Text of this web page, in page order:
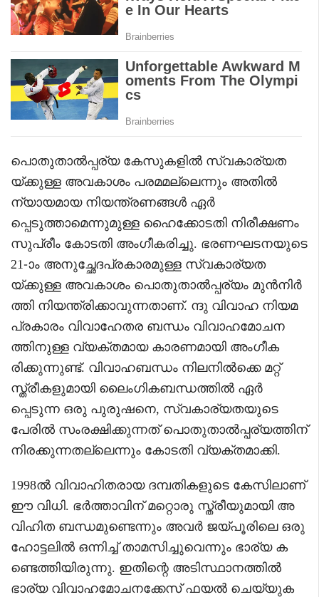
പൊതുതാൽപ്പര്യ കേസുകളിൽ സ്വകാര്യത
യ്ക്കുള്ള അവകാശം പരമമല്ലെന്നും അതിൽ
ന്യായമായ നിയന്ത്രണങ്ങൾ ഏർ
പ്പെടുത്താമെന്നുമുള്ള ഹൈക്കോടതി നിരീക്ഷണം
സുപ്രീം കോടതി അംഗീകരിച്ചു. ഭരണഘടനയുടെ
21-ാം അനുച്ഛേദപ്രകാരമുള്ള സ്വകാര്യത
യ്ക്കുള്ള അവകാശം പൊതുതാൽപ്പര്യം മുൻനിർ
ത്തി നിയന്ത്രിക്കാവുന്നതാണ്. ന്ദു വിവാഹ നിയമ
പ്രകാരം വിവാഹേതര ബന്ധം വിവാഹമോചന
ത്തിനുള്ള വ്യക്തമായ കാരണമായി അംഗീക
രിക്കുന്നുണ്ട്. വിവാഹബന്ധം നിലനിൽക്കെ മറ്റ്
സ്ത്രീകളുമായി ലൈംഗികബന്ധത്തിൽ ഏർ
പ്പെടുന്ന ഒരു പുരുഷനെ, സ്വകാര്യതയുടെ
പേരിൽ സംരക്ഷിക്കുന്നത് പൊതുതാൽപ്പര്യത്തിന്
നിരക്കുന്നതല്ലെന്നും കോടതി വ്യക്തമാക്കി.
1998ൽ വിവാഹിതരായ ദമ്പതികളുടെ കേസിലാണ്
ഈ വിധി. ഭർത്താവിന് മറ്റൊരു സ്ത്രീയുമായി അ
വിഹിത ബന്ധമുണ്ടെന്നും അവർ ജയ്പൂരിലെ ഒരു
ഹോട്ടലിൽ ഒന്നിച്ച് താമസിച്ചുവെന്നും ഭാര്യ ക
ണ്ടെത്തിയിരുന്നു. ഇതിന്റെ അടിസ്ഥാനത്തിൽ
ഭാര്യ വിവാഹമോചനക്കേസ് ഫയൽ ചെയ്യുക